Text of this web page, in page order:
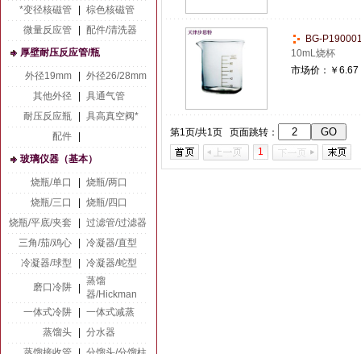
*变径核磁管
棕色核磁管
微量反应管
配件/清洗器
厚壁耐压反应管/瓶
外径19mm
外径26/28mm
其他外径
具通气管
耐压反应瓶
具高真空阀*
配件
玻璃仪器（基本）
烧瓶/单口
烧瓶/两口
烧瓶/三口
烧瓶/四口
烧瓶/平底/夹套
过滤管/过滤器
三角/茄/鸡心
冷凝器/直型
冷凝器/球型
冷凝器/蛇型
磨口冷阱
蒸馏
器/Hickman
一体式冷阱
一体式减蒸
蒸馏头
分水器
BG-
10mL烧杯
市场价： ￥6.67
第1页/共1页 页面跳转：
1